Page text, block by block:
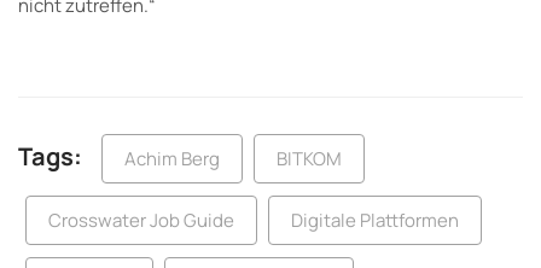
nicht zutreffen.“
Tags: Achim Berg BITKOM
Crosswater Job Guide Digitale Plattformen